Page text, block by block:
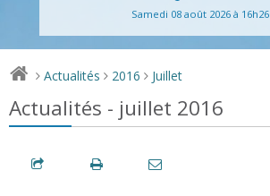
Samedi 08 août 2026 à 16h26
> Actualités > 2016 > Juillet
Actualités - juillet 2016